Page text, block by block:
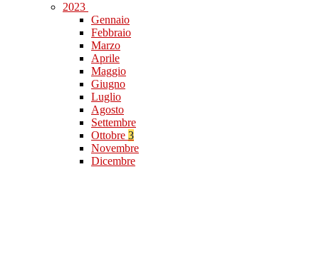
2023
Gennaio
Febbraio
Marzo
Aprile
Maggio
Giugno
Luglio
Agosto
Settembre
Ottobre 3
Novembre
Dicembre